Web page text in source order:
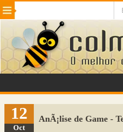
Beleza Cinema e TV
Internet Jogos NotÃ­cias
VeÃ­culos Adulto
Sugerir Link
Adicionar Blog
12
Oct
AnÃ¡lise de Game -